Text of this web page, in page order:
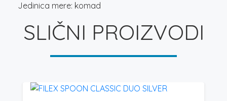
Jedinica mere: komad
SLIČNI PROIZVODI